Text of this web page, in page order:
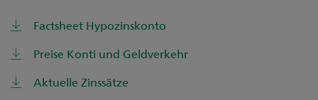
Factsheet Hypozinskonto
Preise Konti und Geldverkehr
Aktuelle Zinssätze